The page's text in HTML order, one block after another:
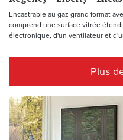
Encastrable au gaz grand format
comprend une surface vitrée
électronique, d'un ventilateur et
Plus